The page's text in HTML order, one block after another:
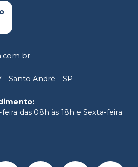
- Santo André - SP
:
das 08h às 18h e Sexta-feira